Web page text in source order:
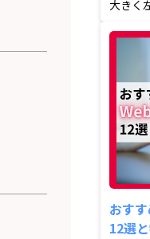
大きく
おす
12選